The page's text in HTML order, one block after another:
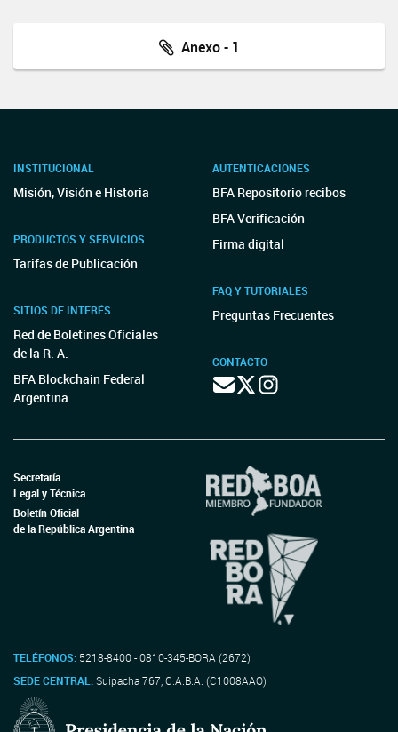
Anexo - 1
INSTITUCIONAL
Misión, Visión e Historia
PRODUCTOS Y SERVICIOS
Tarifas de Publicación
SITIOS DE INTERÉS
Red de Boletines Oficiales
de la R. A.
BFA Blockchain Federal
Argentina
AUTENTICACIONES
BFA Repositorio recibos
BFA Verificación
Firma digital
FAQ Y TUTORIALES
Preguntas Frecuentes
CONTACTO
Secretaría
Legal y Técnica
Boletín Oficial
de la República Argentina
TELÉFONOS: 5218-8400 - 0810-345-BORA (2672)
SEDE CENTRAL:Suipacha 767, C.A.B.A. (C1008AAO)